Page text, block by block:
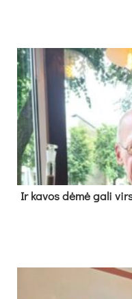
Ir ka­vos dė­mė ga­li